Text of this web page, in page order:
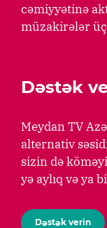
cəmiyyətinə
müzakirələr
Dəstək
Meydan TV
alternativ
sizin də
yə aylıq və ya
Dəstək verin